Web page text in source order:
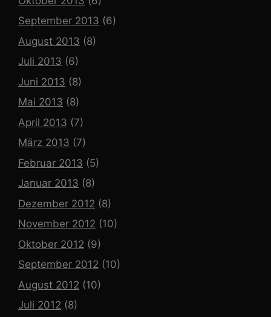
September 2013 (6)
August 2013 (8)
Juli 2013 (6)
Juni 2013 (8)
Mai 2013 (8)
April 2013 (7)
März 2013 (7)
Februar 2013 (5)
Januar 2013 (8)
Dezember 2012 (8)
November 2012 (10)
Oktober 2012 (9)
September 2012 (10)
August 2012 (10)
Juli 2012 (8)